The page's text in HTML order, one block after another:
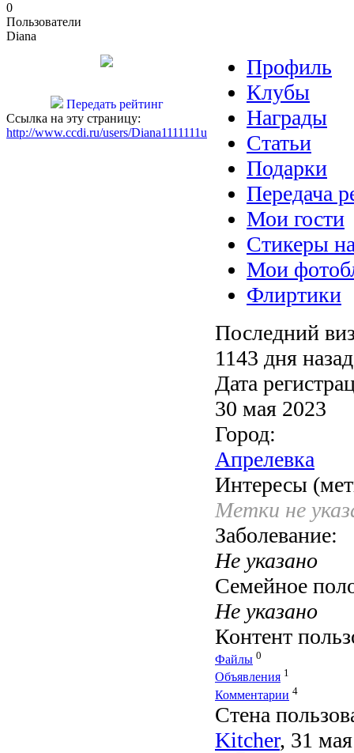
0
Пользователи
Diana
Передать рейтинг
Ссылка на эту страницу:
http://www.ccdi.ru/users/Diana1111111u
Профиль
Клубы
Награды
Статьи
Подарки
Передача
Мои гости
Стикеры
Мои
Флиртики
Последний
1143 дня назад
Дата
30 мая 2023
Город:
Апрелевка
Интересы
Метки не
Заболевание:
Не указано
Семейное
Не указано
Контент
Файлы 0
Объявления 1
Комментарии 4
Стена
Kitcher, 31